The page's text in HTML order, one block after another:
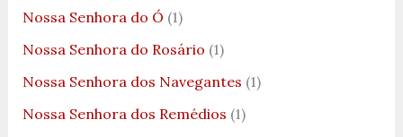
Nossa Senhora do Ó (1)
Nossa Senhora do Rosário (1)
Nossa Senhora dos Navegantes (1)
Nossa Senhora dos Remédios (1)